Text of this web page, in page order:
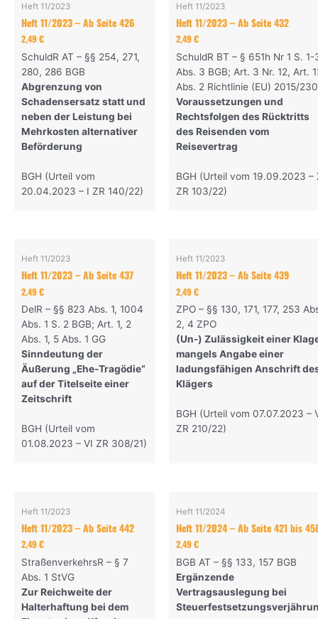
Heft 11/2023
Heft 11/2023 – Ab Seite 426
2,49 €
SchuldR AT – §§ 254, 271,
280, 286 BGB
Abgrenzung von
Schadensersatz statt und
neben der Leistung bei
Mehrkosten alternativer
Beförderung
BGH (Urteil vom
20.04.2023 – I ZR 140/22)
Heft 11/2023
Heft 11/2023 – Ab Seite 432
2,49 €
SchuldR BT – § 651h Nr 1 S. 1-
Abs. 3 BGB; Art. 3 Nr. 12, Art.
Abs. 2 Richtlinie (EU) 2015/
Voraussetzungen und
Rechtsfolgen des Rücktritts
des Reisenden vom
Reisevertrag
BGH (Urteil vom 19.09.2023 –
ZR 103/22)
Heft 11/2023
Heft 11/2023 – Ab Seite 437
2,49 €
DelR – §§ 823 Abs. 1, 1004
Abs. 1 S. 2 BGB; Art. 1, 2
Abs. 1, 5 Abs. 1 GG
Sinndeutung der
Äußerung „Ehe-Tragödie“
auf der Titelseite einer
Zeitschrift
BGH (Urteil vom
01.08.2023 – VI ZR 308/21)
Heft 11/2023
Heft 11/2023 – Ab Seite 439
2,49 €
ZPO – §§ 130, 171, 177, 253
2, 4 ZPO
(Un-) Zulässigkeit einer
mangels Angabe einer
ladungsfähigen Anschrift
Klägers
BGH (Urteil vom 07.07.2023 –
ZR 210/22)
Heft 11/2023
Heft 11/2023 – Ab Seite 442
2,49 €
StraßenverkehrsR – § 7
Abs. 1 StVG
Zur Reichweite der
Halterhaftung bei dem
Heft 11/2024
Heft 11/2024 – Ab Seite 421 bis
2,49 €
BGB AT – §§ 133, 157 BGB
Ergänzende
Vertragsauslegung bei